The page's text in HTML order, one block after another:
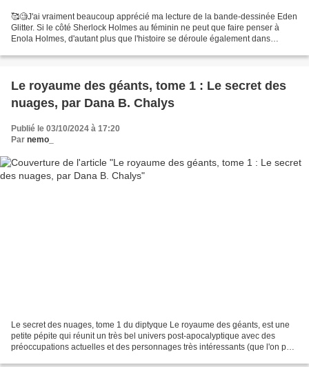
🥰🧐J'ai vraiment beaucoup apprécié ma lecture de la bande-dessinée Eden
Glitter. Si le côté Sherlock Holmes au féminin ne peut que faire penser à
Enola Holmes, d'autant plus que l'histoire se déroule également dans
Le royaume des géants, tome 1 : Le secret des
nuages, par Dana B. Chalys
Publié le 03/10/2024 à 17:20
Par nemo_
Le secret des nuages, tome 1 du diptyque Le royaume des géants, est une
petite pépite qui réunit un très bel univers post-apocalyptique avec des
préoccupations actuelles et des personnages très intéressants (que l'on peut